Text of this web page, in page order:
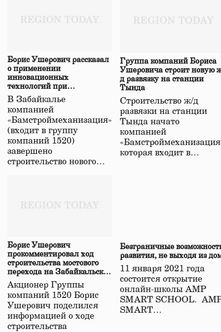
Борис Ушерович рассказал
о применении
инновационных
технологий при
строительстве нового моста
в Забайкалье
В Забайкалье
компанией
«Бамстроймеханизация»
(входит в группу
компаний 1520)
завершено
строительство нового…
Группа компаний Бориса
Ушеровича строит новую
д развязку на станции
Тында
Строительство ж/д
развязки на станции
Тында начато
компанией
которая входит в…
Борис Ушерович
прокомментировал ход
строительства мостового
перехода на Забайкальской
железной дороге
Акционер Группы
компаний 1520 Борис
Ушерович поделился
информацией о ходе
строительства
Безграничные
развития, не выходя из
11 января 2021 года
состоится открытие
онлайн-школы АМР
SMART SCHOOL.
SMART…